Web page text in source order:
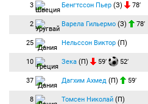
3 Бенгтссон Пьер (З) 78′
2 Варела Гильермо (З) 78′
25 Нельссон Виктор (П)
10 Зека (П) 59′ 52′
37 Дагхим Ахмед (П) 59′
8 Томсен Николай (П)